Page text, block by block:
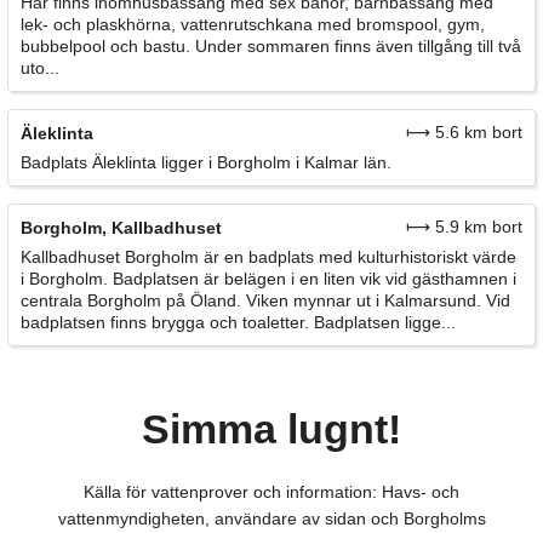
lek- och plaskhörna, vattenrutschkana med bromspool, gym,
bubbelpool och bastu. Under sommaren finns även tillgång till två
uto...
Äleklinta
⟼ 5.6 km bort
Badplats Äleklinta ligger i Borgholm i Kalmar län.
Borgholm, Kallbadhuset
⟼ 5.9 km bort
Kallbadhuset Borgholm är en badplats med kulturhistoriskt värde
i Borgholm. Badplatsen är belägen i en liten vik vid gästhamnen i
centrala Borgholm på Öland. Viken mynnar ut i Kalmarsund. Vid
badplatsen finns brygga och toaletter. Badplatsen ligge...
Simma lugnt!
Källa för vattenprover och information: Havs- och
vattenmyndigheten, användare av sidan och Borgholms